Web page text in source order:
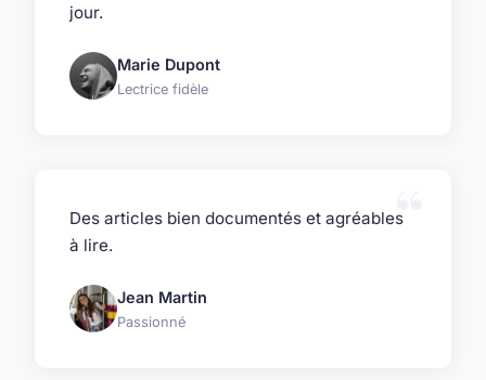
jour.
Marie Dupont
Lectrice fidèle
Des articles bien documentés et agréables
à lire.
Jean Martin
Passionné